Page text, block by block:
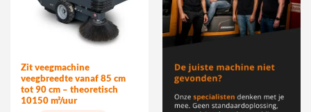
Zit veegmachine
veegbreedte vanaf 85 cm
tot 90 cm – theoretisch
10150 m²/uur